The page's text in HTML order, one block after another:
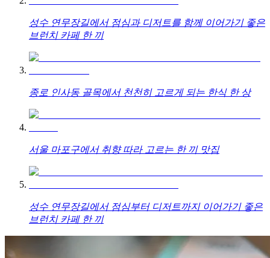
성수 연무장길에서 점심과 디저트를 함께 이어가기 좋은
브런치 카페 한 끼
종로 인사동 골목에서 천천히 고르게 되는 한식 한 상
서울 마포구에서 취향 따라 고르는 한 끼 맛집
성수 연무장길에서 점심부터 디저트까지 이어가기 좋은
브런치 카페 한 끼